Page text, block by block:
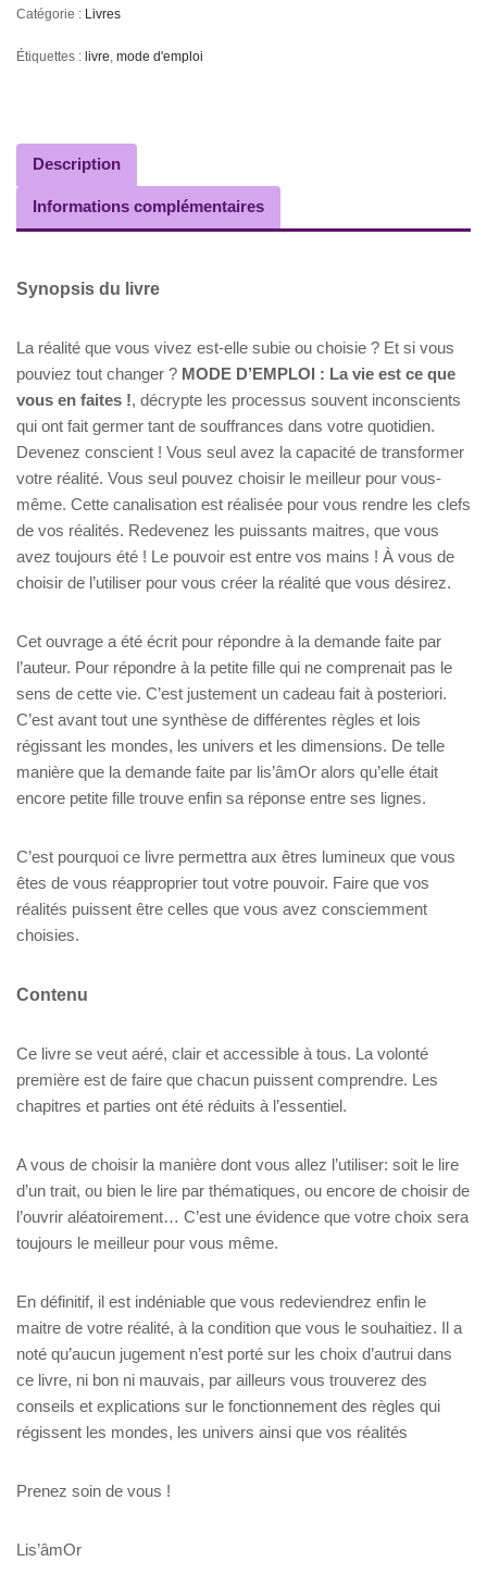
Catégorie : Livres
Étiquettes : livre mode d'emploi
Description
Informations complémentaires
Synopsis du livre
La réalité que vous vivez est-elle subie ou choisie ? Et si vous
pouviez tout changer ? MODE D’EMPLOI : La vie est ce que
vous en faites !, décrypte les processus souvent inconscients
qui ont fait germer tant de souffrances dans votre quotidien.
Devenez conscient ! Vous seul avez la capacité de transformer
votre réalité. Vous seul pouvez choisir le meilleur pour vous-
même. Cette canalisation est réalisée pour vous rendre les clefs
de vos réalités. Redevenez les puissants maitres, que vous
avez toujours été ! Le pouvoir est entre vos mains ! À vous de
choisir de l’utiliser pour vous créer la réalité que vous désirez.
Cet ouvrage a été écrit pour répondre à la demande faite par
l’auteur. Pour répondre à la petite fille qui ne comprenait pas le
sens de cette vie. C’est justement un cadeau fait à posteriori.
C’est avant tout une synthèse de différentes règles et lois
régissant les mondes, les univers et les dimensions. De telle
manière que la demande faite par lis’âmOr alors qu’elle était
encore petite fille trouve enfin sa réponse entre ses lignes.
C’est pourquoi ce livre permettra aux êtres lumineux que vous
êtes de vous réapproprier tout votre pouvoir. Faire que vos
réalités puissent être celles que vous avez consciemment
choisies.
Contenu
Ce livre se veut aéré, clair et accessible à tous. La volonté
première est de faire que chacun puissent comprendre. Les
chapitres et parties ont été réduits à l’essentiel.
A vous de choisir la manière dont vous allez l’utiliser: soit le lire
d’un trait, ou bien le lire par thématiques, ou encore de choisir de
l’ouvrir aléatoirement… C’est une évidence que votre choix sera
toujours le meilleur pour vous même.
En définitif, il est indéniable que vous redeviendrez enfin le
maitre de votre réalité, à la condition que vous le souhaitiez. Il a
noté qu’aucun jugement n’est porté sur les choix d’autrui dans
ce livre, ni bon ni mauvais, par ailleurs vous trouverez des
conseils et explications sur le fonctionnement des règles qui
régissent les mondes, les univers ainsi que vos réalités
Prenez soin de vous !
Lis’âmOr